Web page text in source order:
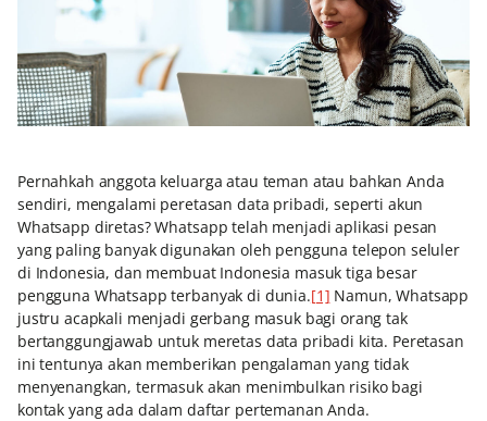
Pernahkah anggota keluarga atau teman atau bahkan Anda
sendiri, mengalami peretasan data pribadi, seperti akun
Whatsapp diretas? Whatsapp telah menjadi aplikasi pesan
yang paling banyak digunakan oleh pengguna telepon seluler
di Indonesia, dan membuat Indonesia masuk tiga besar
pengguna Whatsapp terbanyak di dunia.[1] Namun, Whatsapp
justru acapkali menjadi gerbang masuk bagi orang tak
bertanggungjawab untuk meretas data pribadi kita. Peretasan
ini tentunya akan memberikan pengalaman yang tidak
menyenangkan, termasuk akan menimbulkan risiko bagi
kontak yang ada dalam daftar pertemanan Anda.